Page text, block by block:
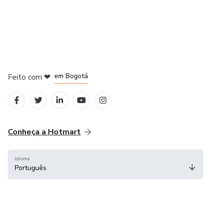
Feito com ❤ em Bogotá
Conheça a Hotmart
Idioma
Português